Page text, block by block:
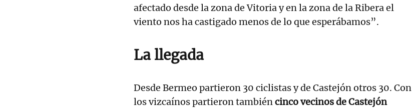
afectado desde la zona de Vitoria y en la zona de la Ribera el
viento nos ha castigado menos de lo que esperábamos”.
La llegada
Desde Bermeo partieron 30 ciclistas y de Castejón otros 30. Con
los vizcaínos partieron tambiéncinco vecinos de Castejón